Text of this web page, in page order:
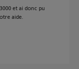
et ai donc pu
aide.